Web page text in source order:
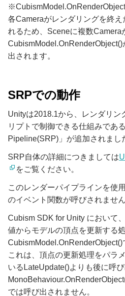
各Cameraがレンダリングを終
れるため、Sceneに複数Camera
出されます。
SRPでの動作
Unityは2018.1から、レンダリン
リプトで制御できる仕組みであ
Pipeline(SRP)」が追加されまし
SRP自体の詳細につきましては
をご覧ください。
このレンダーパイプラインを使
のイベント関数が呼びされません
Cubism SDK for Unity において
値からモデルの頂点を更新する
CubismModel.OnRenderObject()
これは、頂点の更新処理をパラ
いるLateUpdate()よりも後に呼び
では呼び出されません。